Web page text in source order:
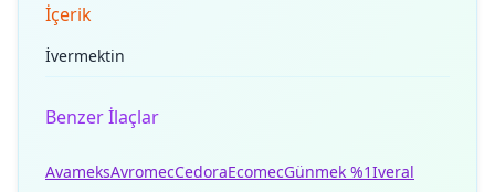
İçerik
İvermektin
Benzer İlaçlar
AvameksAvromecCedoraEcomecGünmek %1Iveral